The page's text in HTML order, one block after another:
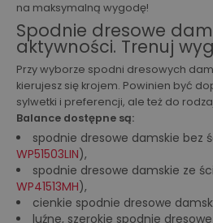
na maksymalną wygodę!
Spodnie dresowe
aktywności. Trenuj
Przy wyborze spodni dresowych
kierujesz się krojem. Powinien być
sylwetki i preferencji, ale też do
Balance dostępne są:
spodnie dresowe damskie bez
WP51503LIN),
spodnie dresowe damskie ze
WP41513MH),
cienkie spodnie dresowe
luźne, szerokie spodnie